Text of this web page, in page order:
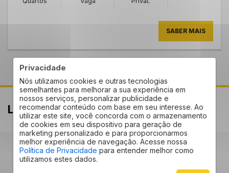
Privacidade
Nós utilizamos cookies e outras tecnologias
semelhantes para melhorar a sua experiência em
nossos serviços, personalizar publicidade e
recomendar conteúdo com base em seu interesse. Ao
utilizar este site, você concorda com o armazenamento
de cookies em seu dispositivo para geração de
marketing personalizado e para proporcionarmos
melhor experiência de navegação. Acesse nossa
Política de Privacidade para entender melhor como
utilizamos estes dados.
SABER MAIS
Localização Vila Marieta - Campinas/SP